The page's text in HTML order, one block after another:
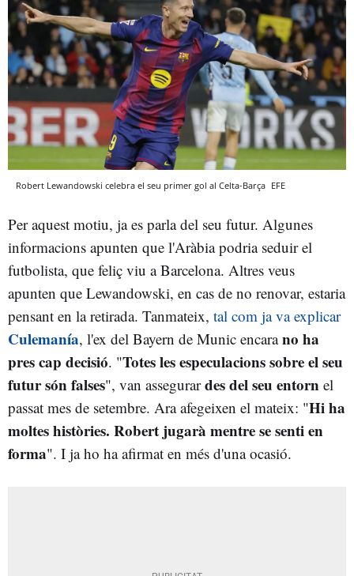
Robert Lewandowski celebra el seu primer gol al Celta-Barça EFE
Per aquest motiu, ja es parla del seu futur. Algunes
informacions apunten que l'Aràbia podria seduir el
futbolista, que feliç viu a Barcelona. Altres veus
apunten que Lewandowski, en cas de no renovar, estaria
pensant en la retirada. Tanmateix, tal com ja va explicar
Culemanía, l'ex del Bayern de Munic encarano ha
pres cap decisió. "Totes les especulacions sobre el seu
futur són falses", van assegurardes del seu entorn el
passat mes de setembre. Ara afegeixen el mateix: "Hi ha
moltes històries. Robert jugarà mentre se senti en
forma". I ja ho ha afirmat en més d'una ocasió.